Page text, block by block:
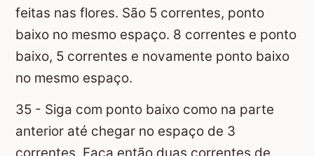
feitas nas flores. São 5 correntes, ponto
baixo no mesmo espaço. 8 correntes e ponto
baixo, 5 correntes e novamente ponto baixo
no mesmo espaço.
35 - Siga com ponto baixo como na parte
anterior até chegar no espaço de 3
correntes. Faça então duas correntes de